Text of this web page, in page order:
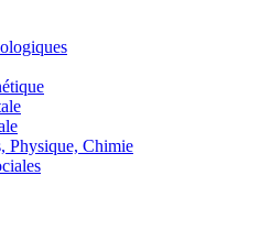
Physique, Chimie